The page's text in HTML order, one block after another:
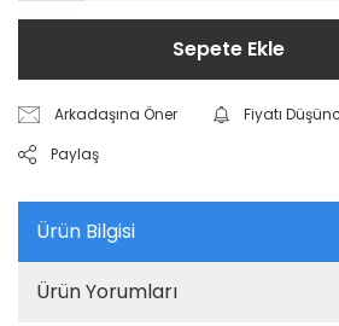
Sepete Ekle
Arkadaşına Öner
Fiyatı
Paylaş
Ürün Bilgisi
Ürün Yorumları